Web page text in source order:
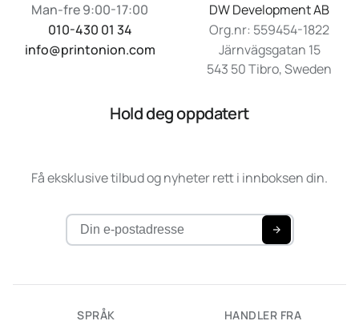
Man-fre 9:00-17:00
010-430 01 34
info@printonion.com
DW Development AB
Org.nr: 559454-1822
Järnvägsgatan 15
543 50 Tibro, Sweden
Hold deg oppdatert
Få eksklusive tilbud og nyheter rett i innboksen din.
SPRÅK HANDLER FRA